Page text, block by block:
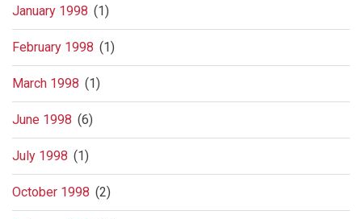
January 1998 (1)
February 1998 (1)
March 1998 (1)
June 1998 (6)
July 1998 (1)
October 1998 (2)